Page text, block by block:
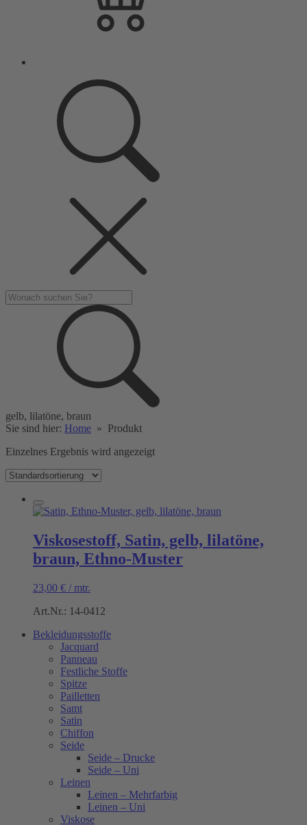
gelb, lilatöne, braun
Sie sind hier: Home » Produkt
Einzelnes Ergebnis wird angezeigt
Viskosestoff, Satin, gelb, lilatöne,
braun, Ethno-Muster
23,00 € / mtr.
Art.Nr.: 14-0412
Bekleidungsstoffe
Jacquard
Panneau
Festliche Stoffe
Spitze
Pailletten
Samt
Satin
Chiffon
Seide
Seide – Drucke
Seide – Uni
Leinen
Leinen – Mehrfarbig
Leinen – Uni
Viskose